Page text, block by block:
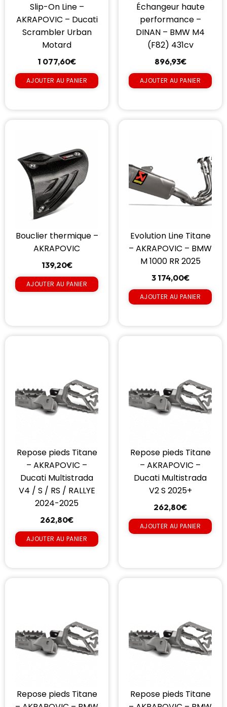
Slip-On Line –
AKRAPOVIC – Ducati
Scrambler Urban
Motard
1 077,60€
AJOUTER AU PANIER
Échangeur haute
performance –
DINAN – BMW M4
(F82) 431cv
896,93€
AJOUTER AU PANIER
Bouclier thermique –
AKRAPOVIC
139,20€
AJOUTER AU PANIER
Evolution Line Titane
– AKRAPOVIC – BMW
M 1000 RR 2025
3 174,00€
AJOUTER AU PANIER
Repose pieds Titane
– AKRAPOVIC –
Ducati Multistrada
V4 / S / RS / RALLYE
2024-2025
262,80€
AJOUTER AU PANIER
Repose pieds Titane
– AKRAPOVIC –
Ducati Multistrada
V2 S 2025+
262,80€
AJOUTER AU PANIER
Repose pieds Titane
Repose pieds Titane